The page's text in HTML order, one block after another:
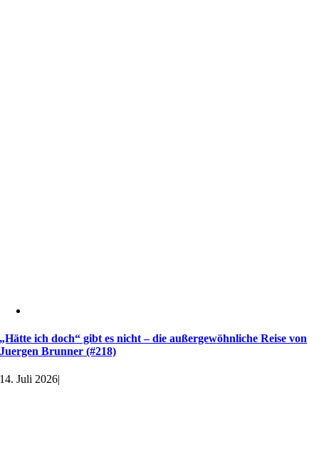
„Hätte ich doch“ gibt es nicht – die außergewöhnliche Reise von
Juergen Brunner (#218)
14. Juli 2026|